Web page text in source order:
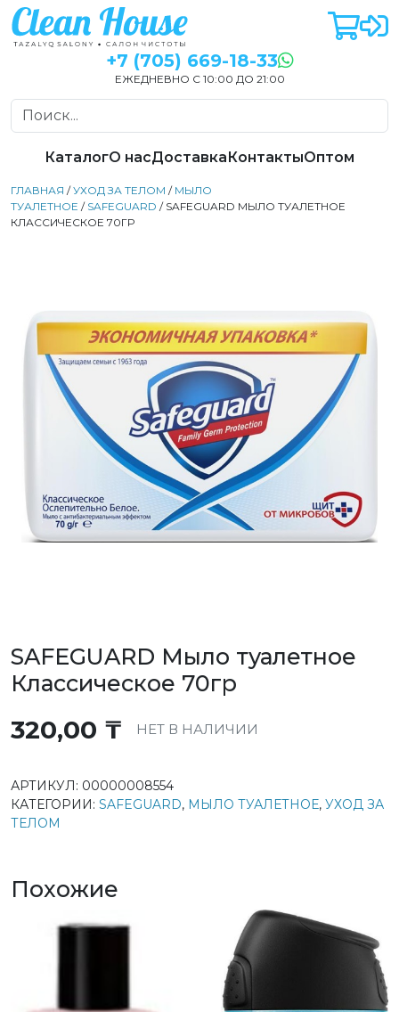
+7 (705) 669-18-33
ЕЖЕДНЕВНО С 10:00 ДО 21:00
КаталогО насДоставкаКонтактыОптом
ГЛАВНАЯ /УХОД ЗА ТЕЛОМ / МЫЛО
ТУАЛЕТНОЕ / SAFEGUARD / SAFEGUARD МЫЛО ТУАЛЕТНОЕ
КЛАССИЧЕСКОЕ 70ГР
SAFEGUARD Мыло туалетное
Классическое 70гр
320,00 ₸ НЕТ В НАЛИЧИИ
АРТИКУЛ: 00000008554
КАТЕГОРИИ: SAFEGUARD, МЫЛО ТУАЛЕТНОЕ, УХОД ЗА
ТЕЛОМ
Похожие